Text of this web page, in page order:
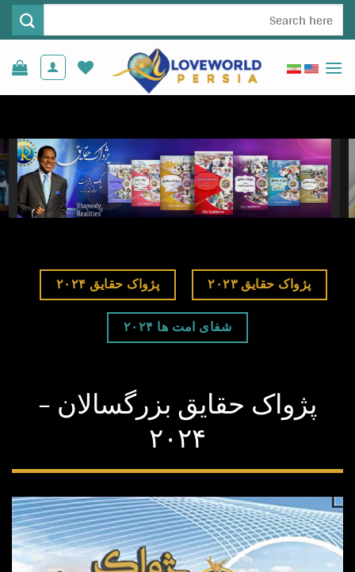
Skipجستجو
برای:
پژواک حقایق ۲۰۲۳
پژواک حقایق ۲۰۲۴
شفای امت ها ۲۰۲۴
پژواک حقایق بزرگسالان –
۲۰۲۴